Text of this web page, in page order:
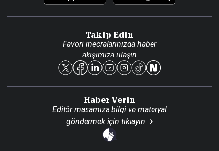
Reklam Ver
Takip Edin
Favori mecralarınızda haber
akışımıza ulaşın
Haber Verin
Editör masamıza bilgi ve materyal
göndermek için tıklayın